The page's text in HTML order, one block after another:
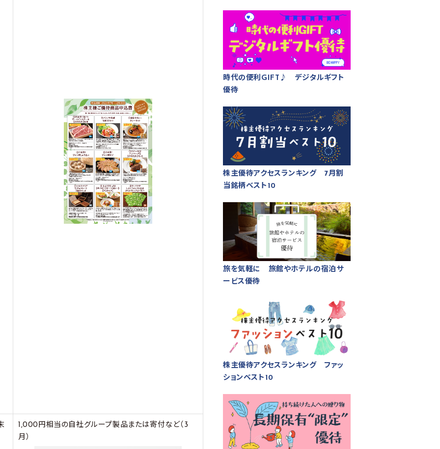
1,000円相当の自社グループ製品または寄付など（3
月）
時代の便利GIFT♪ デジタルギフト
優待
株主優待アクセスランキング 7月割
当銘柄ベスト10
旅を気軽に 旅館やホテルの宿泊サ
ービス優待
株主優待アクセスランキング ファッ
ションベスト10